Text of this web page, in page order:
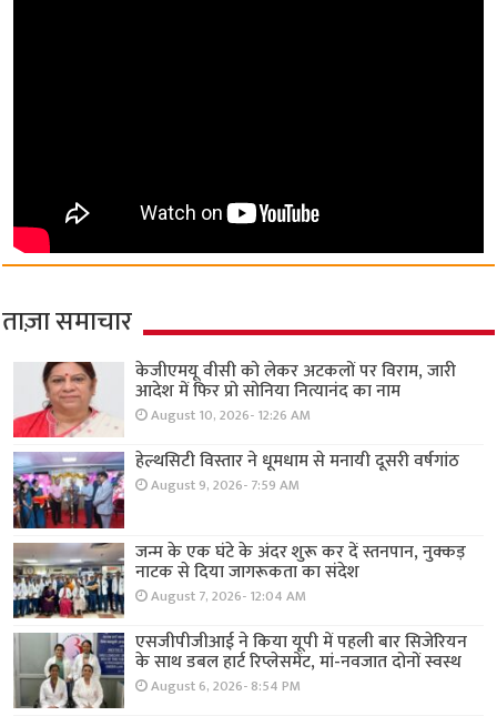
ताज़ा समाचार
केजीएमयू वीसी को लेकर अटकलों पर विराम, जारी
आदेश में फिर प्रो सोनिया नित्यानंद का नाम
August 10, 2026- 12:26 AM
हेल्थसिटी विस्तार ने धूमधाम से मनायी दूसरी वर्षगांठ
August 9, 2026- 7:59 AM
जन्म के एक घंटे के अंदर शुरू कर दें स्तनपान, नुक्कड़
नाटक से दिया जागरूकता का संदेश
August 7, 2026- 12:04 AM
एसजीपीजीआई ने किया यूपी में पहली बार सिजेरियन
के साथ डबल हार्ट रिप्लेसमेंट, मां-नवजात दोनों स्वस्थ
August 6, 2026- 8:54 PM